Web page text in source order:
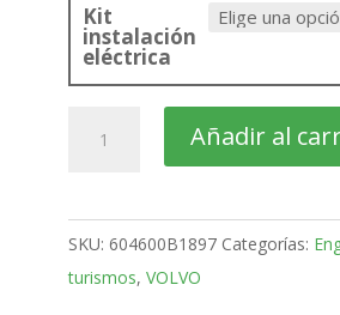
Kit
instalación
eléctrica
Bola
desmontable
horizontal
Añadir al
SKU: 604600B1897 Categorías:
turismos, VOLVO